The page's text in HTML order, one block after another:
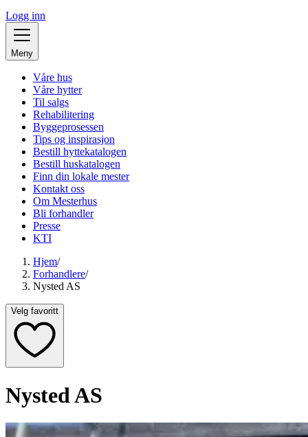
Logg inn
Meny
Våre hus
Våre hytter
Til salgs
Rehabilitering
Byggeprosessen
Tips og inspirasjon
Bestill hyttekatalogen
Bestill huskatalogen
Finn din lokale mester
Kontakt oss
Om Mesterhus
Bli forhandler
Presse
KTI
Hjem/
Forhandlere/
Nysted AS
Velg favoritt
Nysted AS